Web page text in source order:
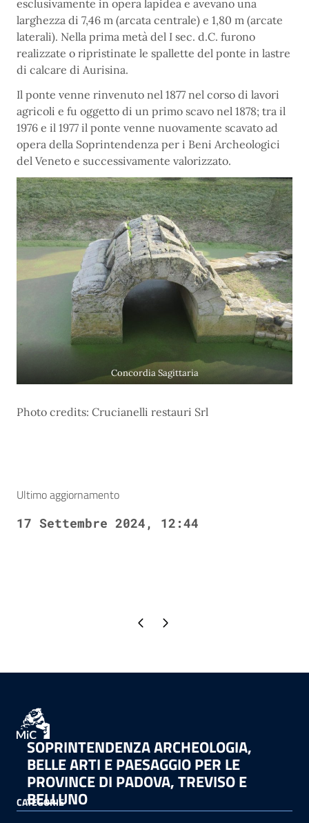
esclusivamente in opera lapidea e avevano una
larghezza di 7,46 m (arcata centrale) e 1,80 m (arcate
laterali). Nella prima metà del I sec. d.C. furono
realizzate o ripristinate le spallette del ponte in lastre
di calcare di Aurisina.
Il ponte venne rinvenuto nel 1877 nel corso di lavori
agricoli e fu oggetto di un primo scavo nel 1878; tra il
1976 e il 1977 il ponte venne nuovamente scavato ad
opera della Soprintendenza per i Beni Archeologici
del Veneto e successivamente valorizzato.
Concordia Sagittaria
Photo credits: Crucianelli restauri Srl
Ultimo aggiornamento
17 Settembre 2024, 12:44
Pagina precedente
Pagina successiva
SOPRINTENDENZA ARCHEOLOGIA,
BELLE ARTI E PAESAGGIO PER LE
PROVINCE DI PADOVA, TREVISO E
BELLUNO
CATEGORIE